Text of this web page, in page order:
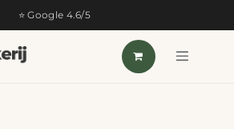
⭐ Google 4.6/5